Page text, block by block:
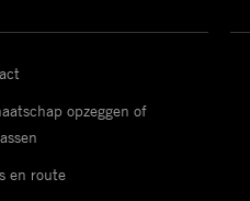
opzeggen of
en route